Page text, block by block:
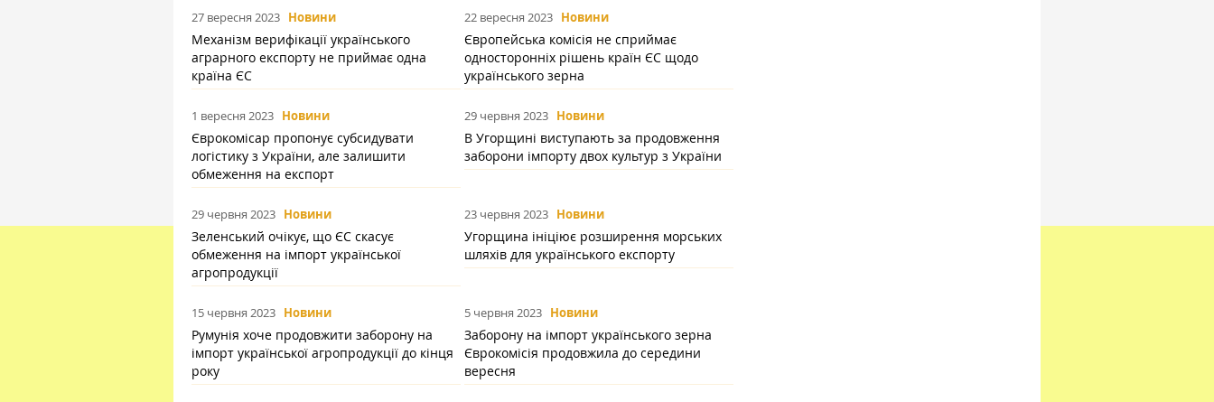
27 вересня 2023 Новини
Механізм верифікації українського
аграрного експорту не приймає одна
країна ЄС
22 вересня 2023 Новини
Європейська комісія не сприймає
односторонніх рішень країн ЄС щодо
українського зерна
1 вересня 2023 Новини
Єврокомісар пропонує субсидувати
логістику з України, але залишити
обмеження на експорт
29 червня 2023 Новини
В Угорщині виступають за продовження
заборони імпорту двох культур з України
29 червня 2023 Новини
Зеленський очікує, що ЄС скасує
обмеження на імпорт української
агропродукції
23 червня 2023 Новини
Угорщина ініціює розширення морських
шляхів для українського експорту
15 червня 2023 Новини
Румунія хоче продовжити заборону на
імпорт української агропродукції до кінця
року
5 червня 2023 Новини
Заборону на імпорт українського зерна
Єврокомісія продовжила до середини
вересня